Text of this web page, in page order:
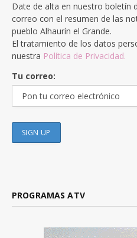
Date de alta en nuestro boletín
correo con el resumen de las
pueblo Alhaurín el Grande.
El tratamiento de los datos
nuestra Política de Privacidad.
Tu correo:
PROGRAMAS ATV